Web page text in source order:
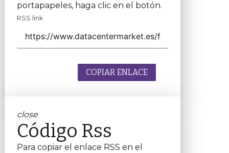
portapapeles, haga clic en el botón.
RSS link
COPIAR ENLACE
close
Código Rss
Para copiar el enlace RSS en el